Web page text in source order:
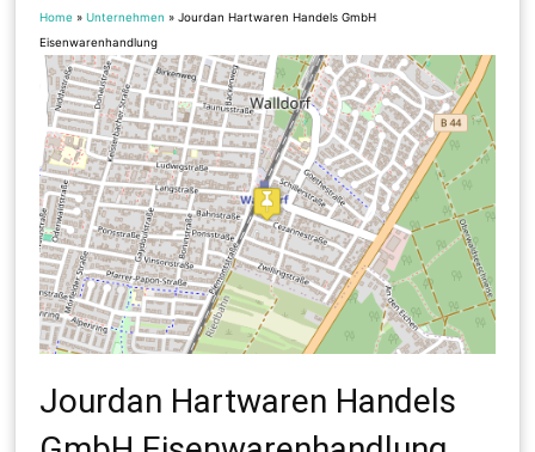
Home »Unternehmen »Jourdan Hartwaren Handels GmbH
Eisenwarenhandlung
Jourdan Hartwaren Handels